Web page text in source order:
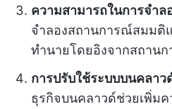
ความสามารถในการจำล
จำลองสถานการณ์สมมติ
ทำนายโดยอิงจากสถาน
การปรับใช้ระบบบนคลาว
ธุรกิจบนคลาวด์ช่วยเพิ่ม